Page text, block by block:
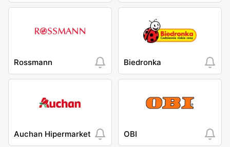
Rossmann Biedronka
Auchan Hipermarket OBI